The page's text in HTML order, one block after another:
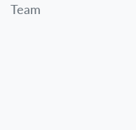
Team